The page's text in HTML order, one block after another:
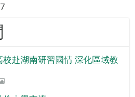
赴湖南研習國情 深化區域教